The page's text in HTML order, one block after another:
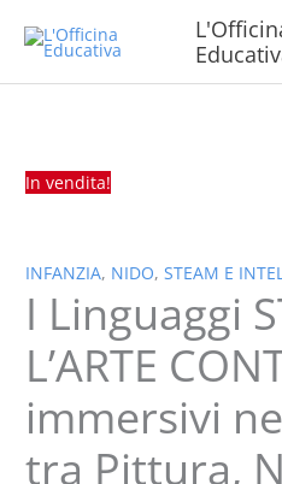
In vendita!
INFANZIA, NIDO,STEAM E
I Linguaggi
L’ARTE
immersivi
tra Pittura,
era:
L’ARTE
immersivi
tra
Pittura,
Numeri